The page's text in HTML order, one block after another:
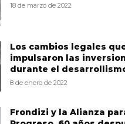
18 de marzo de 2022
Los cambios legales
impulsaron las
durante el
8 de enero de 2022
Frondizi y la Alianza